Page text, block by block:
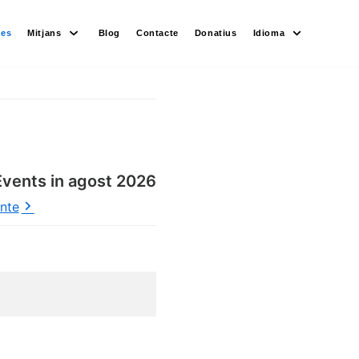
Mitjans Blog Contacte Donatius Idioma
in agost 2026